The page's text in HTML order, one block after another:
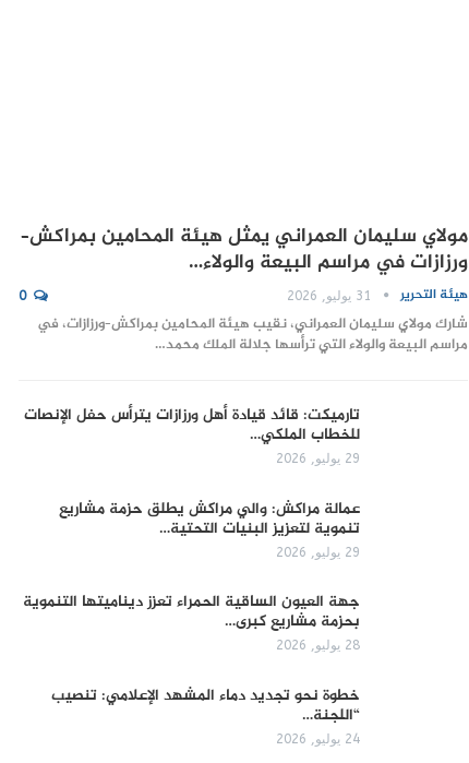
مولاي سليمان العمراني يمثل هيئة المحامين بمراكش–
ورزازات في مراسم البيعة والولاء…
هيئة التحرير 31 يوليو, 2026 0
شارك مولاي سليمان العمراني، نقيب هيئة المحامين بمراكش–ورزازات، في
مراسم البيعة والولاء التي ترأسها جلالة الملك محمد…
تارميكت: قائد قيادة أهل ورزازات يترأس حفل الإنصات
للخطاب الملكي…
29 يوليو, 2026
عمالة مراكش: والي مراكش يطلق حزمة مشاريع
تنموية لتعزيز البنيات التحتية…
29 يوليو, 2026
جهة العيون الساقية الحمراء تعزز ديناميتها التنموية
بحزمة مشاريع كبرى…
28 يوليو, 2026
​خطوة نحو تجديد دماء المشهد الإعلامي: تنصيب
“اللجنة…
24 يوليو, 2026